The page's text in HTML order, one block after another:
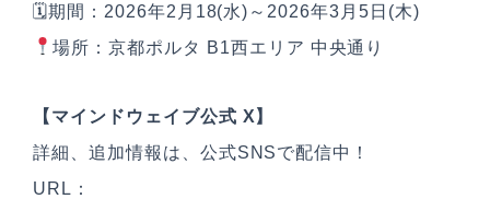
🗓期間：2026年2月18(水)～2026年3月5日(木)
場所：京都ポルタ B1西エリア 中央通り
【マインドウェイブ公式 X】
詳細、追加情報は、公式SNSで配信中！
URL：